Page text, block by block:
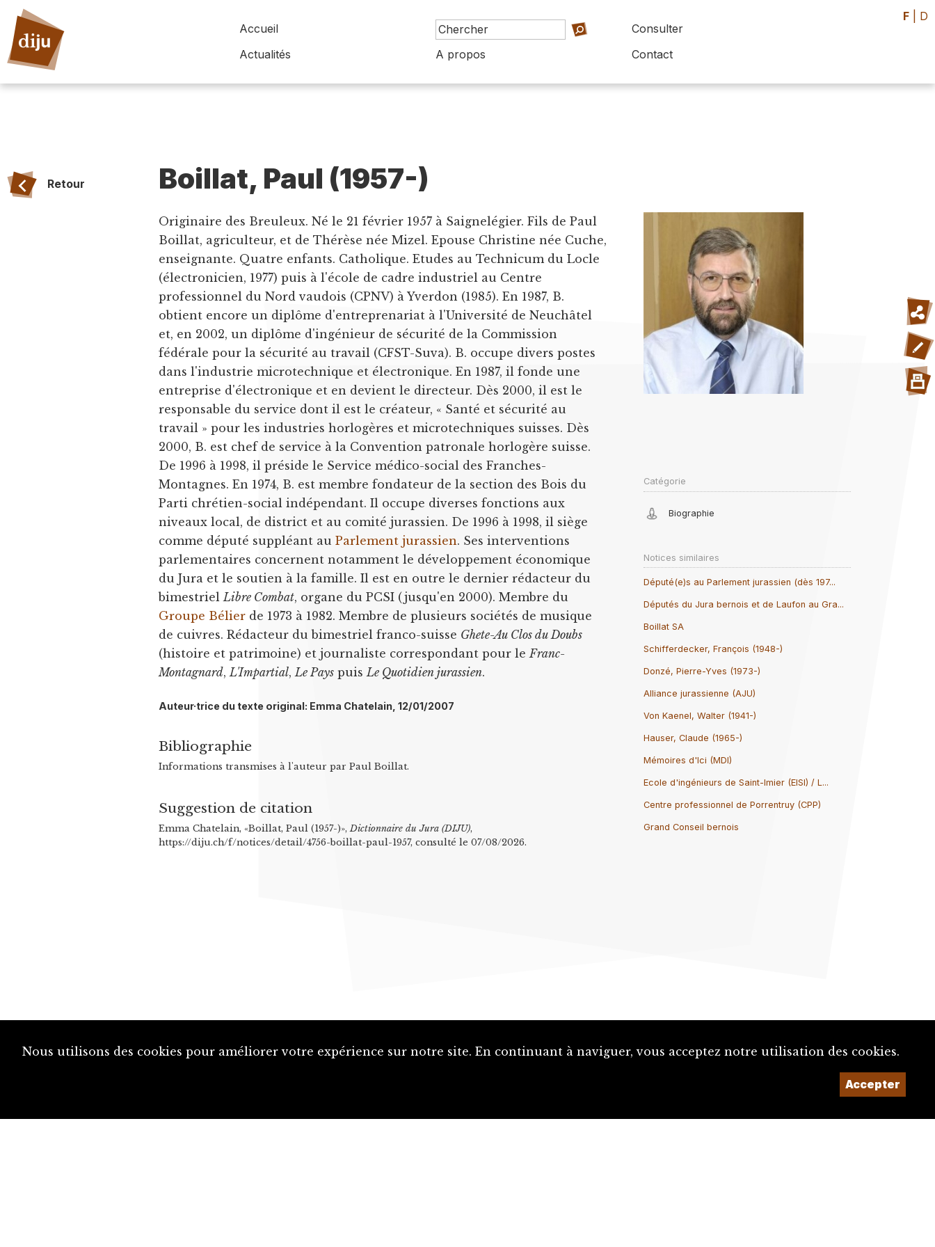
Accueil
Consulter
Actualités
A propos Contact
F D
Retour Boillat, Paul (1957-)
Originaire des Breuleux. Né le 21 février 1957 à Saignelégier. Fils de Paul
Boillat, agriculteur, et de Thérèse née Mizel. Epouse Christine née Cuche,
enseignante. Quatre enfants. Catholique. Etudes au Technicum du Locle
(électronicien, 1977) puis à l'école de cadre industriel au Centre
professionnel du Nord vaudois (CPNV) à Yverdon (1985). En 1987, B.
obtient encore un diplôme d'entreprenariat à l'Université de Neuchâtel
et, en 2002, un diplôme d'ingénieur de sécurité de la Commission
fédérale pour la sécurité au travail (CFST-Suva). B. occupe divers postes
dans l'industrie microtechnique et électronique. En 1987, il fonde une
entreprise d'électronique et en devient le directeur. Dès 2000, il est le
responsable du service dont il est le créateur, « Santé et sécurité au
travail » pour les industries horlogères et microtechniques suisses. Dès
2000, B. est chef de service à la Convention patronale horlogère suisse.
De 1996 à 1998, il préside le Service médico-social des Franches-
Montagnes. En 1974, B. est membre fondateur de la section des Bois du
Parti chrétien-social indépendant. Il occupe diverses fonctions aux
niveaux local, de district et au comité jurassien. De 1996 à 1998, il siège
comme député suppléant auParlement jurassien. Ses interventions
parlementaires concernent notamment le développement économique
du Jura et le soutien à la famille. Il est en outre le dernier rédacteur du
bimestriel Libre Combat, organe du PCSI (jusqu'en 2000). Membre du
Groupe Bélier de 1973 à 1982. Membre de plusieurs sociétés de musique
de cuivres. Rédacteur du bimestriel franco-suisse Ghete-Au Clos du Doubs
(histoire et patrimoine) et journaliste correspondant pour le Franc-
Montagnard, L'Impartial, Le Pays puis Le Quotidien jurassien.
Auteur·trice du texte original: Emma Chatelain, 12/01/2007
Bibliographie
Informations transmises à l'auteur par Paul Boillat.
Suggestion de citation
Emma Chatelain, «Boillat, Paul (1957-)»,Dictionnaire du Jura (DIJU),
https://diju.ch/f/notices/detail/4756-boillat-paul-1957, consulté le 07/08/2026.
Catégorie
Biographie
Notices similaires
Député(e)s au Parlement jurassien (dès 197...
Députés du Jura bernois et de Laufon au Gra...
Boillat SA
Schifferdecker, François (1948-)
Donzé, Pierre-Yves (1973-)
Alliance jurassienne (AJU)
Von Kaenel, Walter (1941-)
Hauser, Claude (1965-)
Mémoires d'Ici (MDI)
Ecole d'ingénieurs de Saint-Imier (EISI) / L...
Centre professionnel de Porrentruy (CPP)
Grand Conseil bernois
Nous utilisons des cookies pour améliorer votre expérience sur notre site. En continuant à naviguer, vous acceptez notre utilisation des cookies.
Accepter